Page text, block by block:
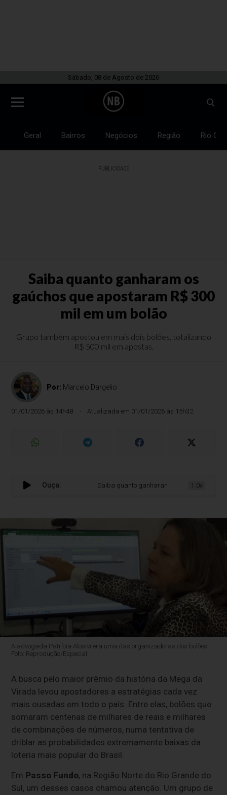
Sábado, 08 de Agosto de 2026
Geral Bairros Negócios Região Rio
PUBLICIDADE
Saiba quanto ganharam os
gaúchos que apostaram R$ 300
mil em um bolão
Grupo também apostou em mais dois bolões, totalizando
R$ 500 mil em apostas.
Por: Marcelo Dargelio
01/01/2026 às 14h48 Atualizada em 01/01/2026 às 15h32
Ouça: Saiba quanto ganharam os gaúchos que
1.0x
A advogada Patrícia Alosivi era uma das organizadoras dos bolões -
Foto: Reprodução/Especial
A busca pelo maior prêmio da história da Mega da
Virada levou apostadores a estratégias cada vez
mais ousadas em todo o país. Entre elas, bolões que
somaram centenas de milhares de reais e milhares
de combinações de números, numa tentativa de
driblar as probabilidades extremamente baixas da
loteria mais popular do Brasil.
Em Passo Fundo, na Região Norte do Rio Grande do
Sul, um desses casos chamou atenção. Um grupo de